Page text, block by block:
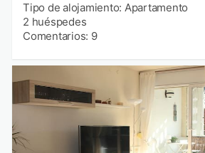
Tipo de alojamiento: Apartamento
2 huéspedes
Comentarios: 9